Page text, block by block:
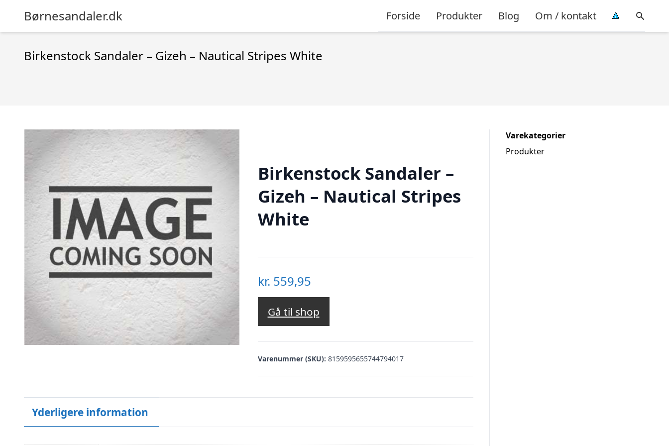
Børnesandaler.dk Forside Produkter Blog Om / kontakt
Birkenstock Sandaler – Gizeh – Nautical Stripes White
Birkenstock Sandaler –
Gizeh – Nautical Stripes
White
kr. 559,95
Gå til shop
Varenummer (SKU): 8159595655744794017
Yderligere information
Varekategorier
Produkter